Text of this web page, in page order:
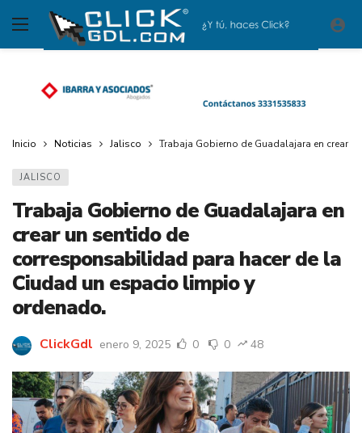
Inicio Noticias Jalisco Trabaja Gobierno de Guadalajara en crear
JALISCO
Trabaja Gobierno de Guadalajara en
crear un sentido de
corresponsabilidad para hacer de la
Ciudad un espacio limpio y
ordenado.
ClickGdl enero 9, 2025 0 0 48